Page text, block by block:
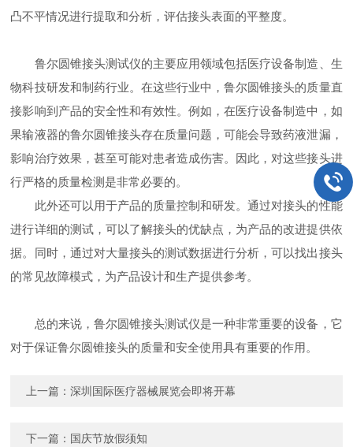
凸不平情况进行提取和分析，评估接头表面的平整度。
鲁尔圆锥接头测试仪的主要应用领域包括医疗设备制造、生
物科技研发和制药行业。在这些行业中，鲁尔圆锥接头的质量直
接影响到产品的安全性和有效性。例如，在医疗设备制造中，如
果输液器的鲁尔圆锥接头存在质量问题，可能会导致药液泄漏，
影响治疗效果，甚至可能对患者造成伤害。因此，对这些接头进
行严格的质量检测是非常必要的。
此外还可以用于产品的质量控制和研发。通过对接头的性能
进行详细的测试，可以了解接头的优缺点，为产品的改进提供依
据。同时，通过对大量接头的测试数据进行分析，可以找出接头
的常见故障模式，为产品设计和生产提供参考。
总的来说，鲁尔圆锥接头测试仪是一种非常重要的设备，它
对于保证鲁尔圆锥接头的质量和安全使用具有重要的作用。
上一篇：深圳国际医疗器械展览会即将开幕
下一篇： 国庆节放假须知